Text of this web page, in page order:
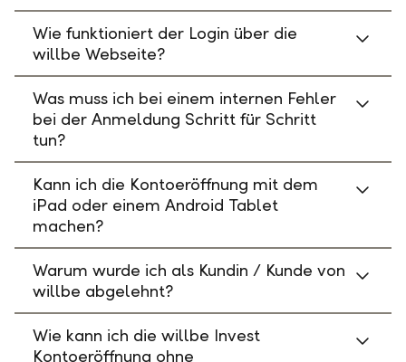
Wie funktioniert der Login über die
willbe Webseite?
Was muss ich bei einem internen Fehler
bei der Anmeldung Schritt für Schritt
tun?
Kann ich die Kontoeröffnung mit dem
iPad oder einem Android Tablet
machen?
Warum wurde ich als Kundin / Kunde von
willbe abgelehnt?
Wie kann ich die willbe Invest
Kontoeröffnung ohne